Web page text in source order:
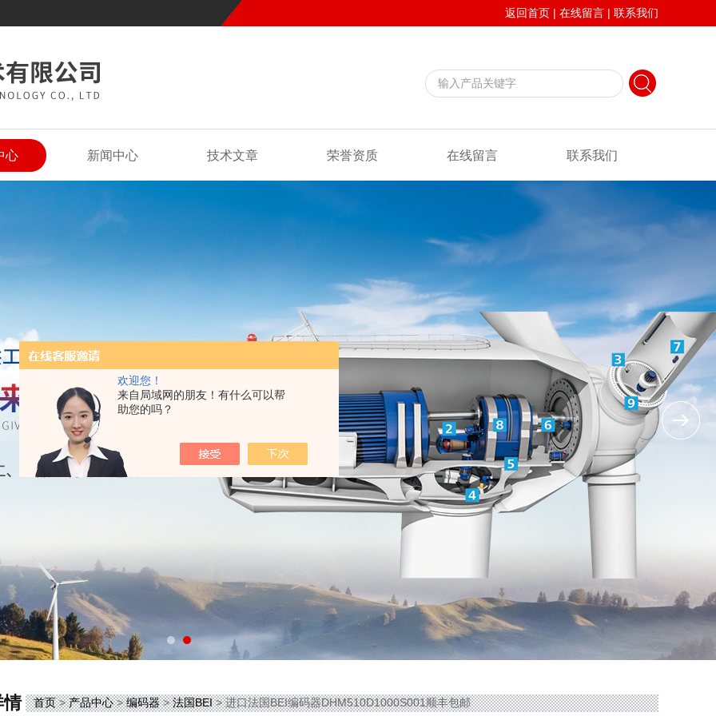
欢迎您！
来自局域网的朋友！有什么可以帮
助您的吗？
返回首页 | 在线留言 | 联系我们
心 新闻中心 技术文章 荣誉资质 在线留言 联系我们
情 首页>产品中心>编码器>法国BEI> 进口法国BEI编码器DHM510D1000S001顺丰包邮